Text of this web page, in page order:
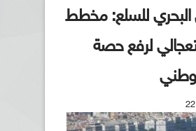
للسلع: مخطط
لرفع حصة